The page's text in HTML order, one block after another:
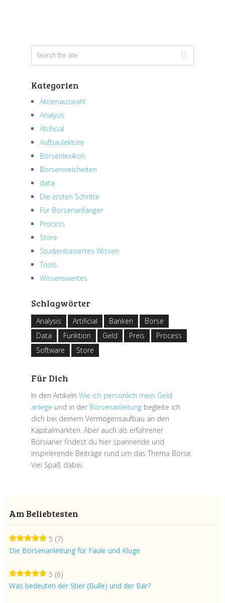
Kategorien
Aktienauswahl
Analysis
Atrificial
Aufbaulektüre
Börsenlexikon
Börsenweisheiten
data
Die ersten Schritte
Für Börsenanfänger
Process
Store
Studienbasiertes Wissen
Tools
Wissenswertes
Schlagwörter
Analysis Artificial Banken
Börse
Data
Funktion Geld Preis
Process
Software
Store
Für Dich
In den Artikeln Wie ich persönlich mein Geld
anlege und in der Börsenanleitungbegleite ich
dich bei deinem Vermögensaufbau an den
Kapitalmärkten. Aber auch als erfahrener
Börsianer findest du hier spannende und
inspirierende Beiträge rund um das Thema Börse.
Viel Spaß dabei.
Am Beliebtesten
5 (7)
Die Börsenanleitung für Faule und Kluge
5 (6)
Was bedeuten der Stier (Bulle) und der Bär?